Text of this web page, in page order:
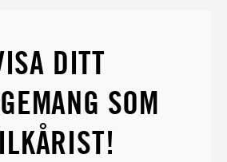
DITT
SOM